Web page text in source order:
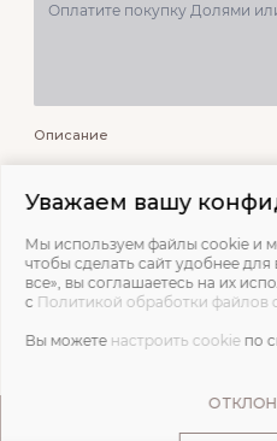
Оплатите покупку Долями
Описание
Состав и уход
Обмеры
Уважаем вашу
Мы используем файлы cookie и
чтобы сделать сайт удобнее
все», вы соглашаетесь на их
с Политикой обработки файлов
Вы можете настроить cookie по